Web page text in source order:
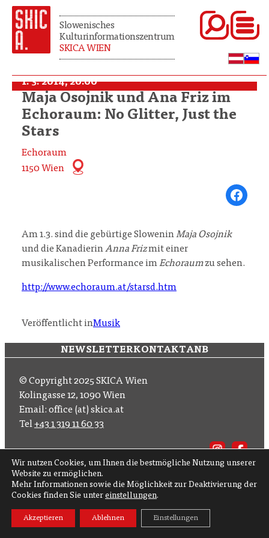
Slowenisches
Kulturinformationszentrum
SKICA WIEN
1. 3. 2014, 20:00
Maja Osojnik und Ana Friz im
Echoraum: No Glitter, Just the
Stars
Echoraum
1150 Wien
Share on
Am 1.3. sind die gebürtige SloweninMaja Osojnik
und die KanadierinAnna Frizmit einer
musikalischen Performance imEchoraumzu sehen.
http://www.echoraum.at/starsd.htm
Veröffentlicht inMusik
Wir nutzen Cookies, um Ihnen die bestmögliche Nutzung unserer
Website zu ermöglichen.
Mehr Informationen sowie die Möglichkeit zur Deaktivierung der
Cookies finden Sie unter einstellungen.
Akzeptieren Ablehnen Einstellungen
NEWSLETTERKONTAKTANB
© Copyright 2025 SKICA Wien
Kolingasse 12, 1090 Wien
Email: office (at) skica.at
Tel+43 1 319 11 60 33